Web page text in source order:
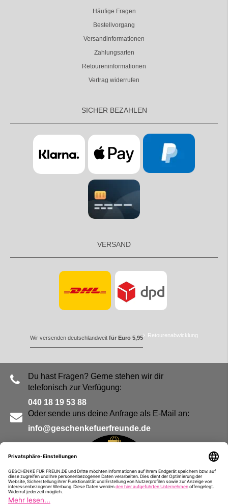
Häufige Fragen
Bestellvorgang
Versandinformationen
Zahlungsarten
Retoureninformationen
Vertrag widerrufen
SICHER BEZAHLEN
VERSAND
Wir versenden deutschlandweit für Euro 5,95 Retourenabwicklung
Du hast Fragen? Gerne stehen wir dir
telefonisch zur Verfügung:
040 18 19 53 88
Oder sende uns deine Anfrage als E-Mail an:
info@geschenkefuerfreunde.de